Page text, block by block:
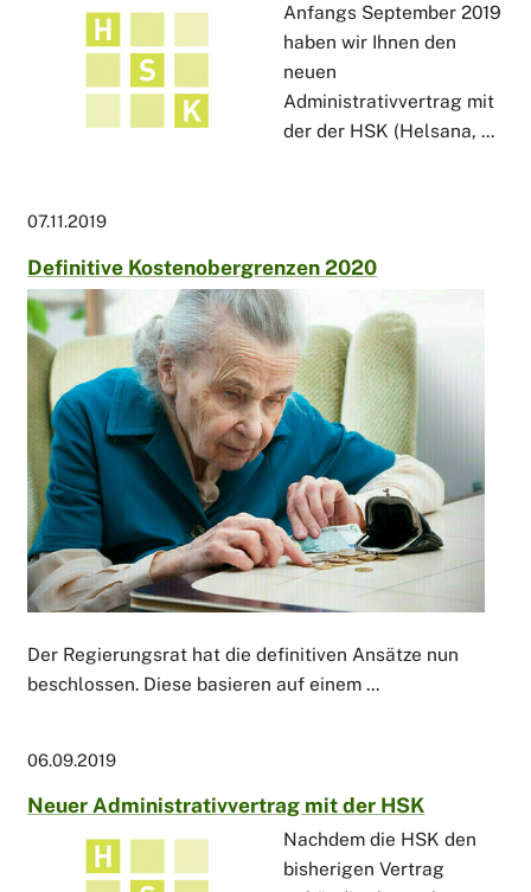
Anfangs September 2019
haben wir Ihnen den
neuen
Administrativvertrag mit
der der HSK (Helsana, ...
07.11.2019
Definitive Kostenobergrenzen 2020
Der Regierungsrat hat die definitiven Ansätze nun
beschlossen. Diese basieren auf einem ...
06.09.2019
Neuer Administrativvertrag mit der HSK
Nachdem die HSK den
bisherigen Vertrag